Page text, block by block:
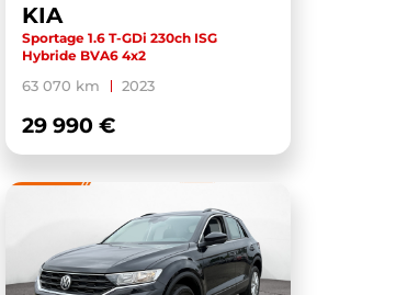
KIA
Sportage 1.6 T-GDi 230ch ISG
Hybride BVA6 4x2
63 070 km 2023
29 990 €